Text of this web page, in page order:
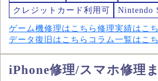
クレジットカード利用可
Nintendo
ゲーム機修理はこちら 修理実績はこ
データ復旧はこちら コラム一覧はこ
iPhone修理/スマホ修理